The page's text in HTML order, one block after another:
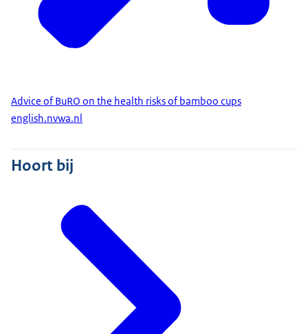
Advice of BuRO on the health risks of bamboo cups
english.nvwa.nl
Hoort bij